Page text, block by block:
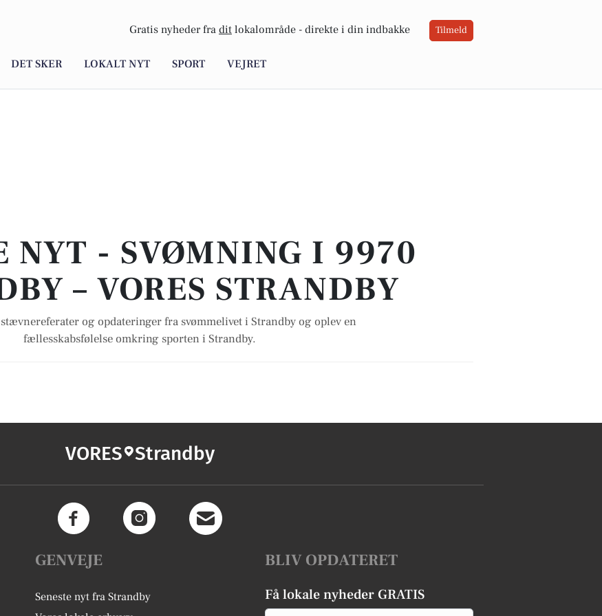
Gratis nyheder fra dit lokalområde - direkte i din indbakke Tilmeld
DET SKER LOKALT NYT SPORT VEJRET
NYT - SVØMNING I 9970
– VORES STRANDBY
og opdateringer fra svømmelivet i Strandby og oplev en
fællesskabsfølelse omkring sporten i Strandby.
VORES Strandby
GENVEJE
Seneste nyt fra Strandby
BLIV OPDATERET
Få lokale nyheder GRATIS